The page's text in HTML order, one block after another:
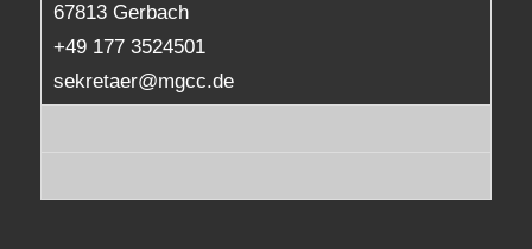
67813 Gerbach
+49 177 3524501
sekretaer@mgcc.de